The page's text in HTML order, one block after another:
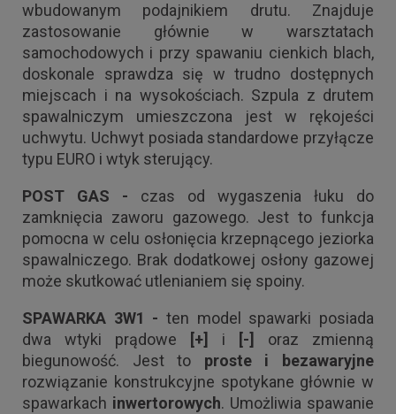
wbudowanym podajnikiem drutu. Znajduje
zastosowanie głównie w warsztatach
samochodowych i przy spawaniu cienkich blach,
doskonale sprawdza się w trudno dostępnych
miejscach i na wysokościach. Szpula z drutem
spawalniczym umieszczona jest w rękojeści
uchwytu. Uchwyt posiada standardowe przyłącze
typu EURO i wtyk sterujący.
POST GAS - czas od wygaszenia łuku do
zamknięcia zaworu gazowego. Jest to funkcja
pomocna w celu osłonięcia krzepnącego jeziorka
spawalniczego. Brak dodatkowej osłony gazowej
może skutkować utlenianiem się spoiny.
SPAWARKA 3W1 - ten model spawarki posiada
dwa wtyki prądowe
[+] i [-]
oraz zmienną
biegunowość. Jest to proste i bezawaryjne
rozwiązanie konstrukcyjne spotykane głównie w
spawarkach inwertorowych. Umożliwia spawanie